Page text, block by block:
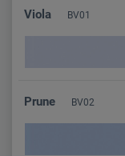
Viola BV01
Prune BV02